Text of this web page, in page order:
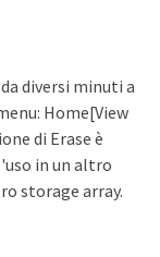
diversi minuti a
Home[View
di Erase è
in un altro
storage array.